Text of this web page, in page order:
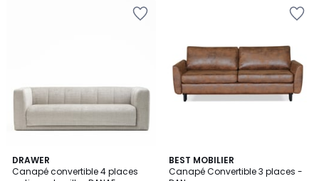
DRAWER
Canapé convertible 4 places
1
/
2
Couleurs
BEST MOBILIER
Canapé Convertible 3 places -